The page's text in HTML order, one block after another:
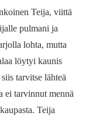
Teija, viittä
pulmani ja
lohta, mutta
löytyi kaunis
tarvitse lähteä
ei tarvinnut mennä
Teija